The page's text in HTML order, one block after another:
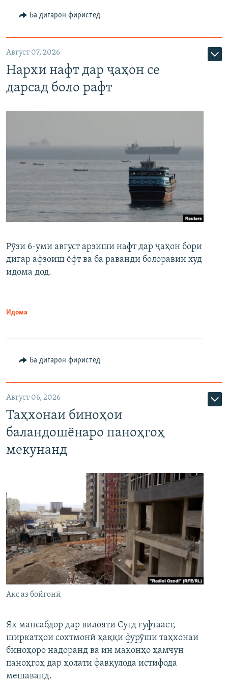
Ба дигарон фиристед
Август 07, 2026
Нархи нафт дар ҷаҳон се
дарсад боло рафт
Рӯзи 6-уми август арзиши нафт дар ҷаҳон бори
дигар афзоиш ёфт ва ба раванди болоравии худ
идома дод.
Идома
Ба дигарон фиристед
Август 06, 2026
Таҳхонаи биноҳои
баландошёнаро паноҳгоҳ
мекунанд
Акс аз бойгонӣ
Як мансабдор дар вилояти Суғд гуфтааст,
ширкатҳои сохтмонӣ ҳаққи фурӯши таҳхонаи
биноҳоро надоранд ва ин маконҳо ҳамчун
паноҳгоҳ дар ҳолати фавқулода истифода
мешаванд.